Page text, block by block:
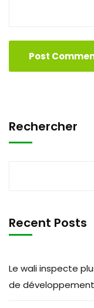
Rechercher
Recent Posts
Le wali inspecte
de